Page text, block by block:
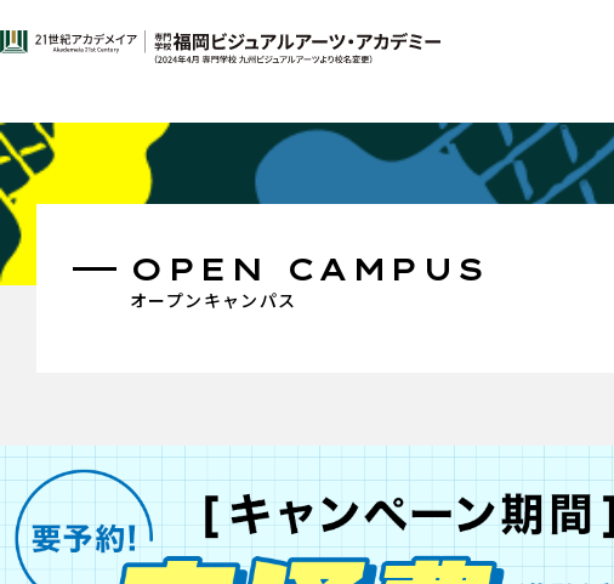
オープンキャンパス
OPEN CAMPUS